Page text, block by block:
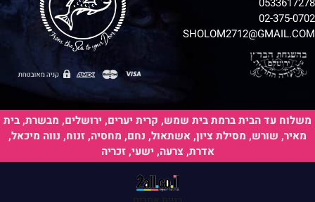
02-375-0702
SHOLOM2712@GMAIL.COM
משלוח עד הבית ברמת בית שמש, קרית יערים, ירושלים, מבשרת, בית
מאיר, שורש, מסילת ציון, אשתאול, נחם, מחסיה, זנוח, נווה מיכאל,
אדרת, צרעה, ישעי, זכריה